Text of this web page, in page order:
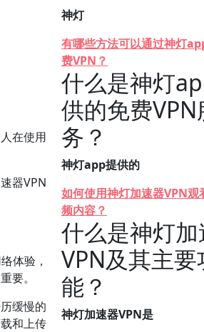
在使用
器VPN
体验，
要。
缓慢的
和上传
神灯
有哪些方法可以通过神灯
费VPN？
什么是神灯
供的免费VPN
务？
神灯app提供的
如何使用神灯加速器VPN观
频内容？
什么是神灯
VPN及其主要
能？
神灯加速器VPN是